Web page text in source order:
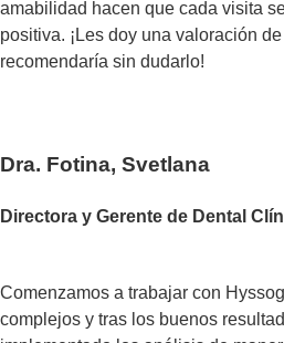
amabilidad hacen que cada visita
positiva. ¡Les doy una valoración
recomendaría sin dudarlo!
Dra. Fotina, Svetlana
Directora y Gerente de Dental
Comenzamos a trabajar con
complejos y tras los buenos